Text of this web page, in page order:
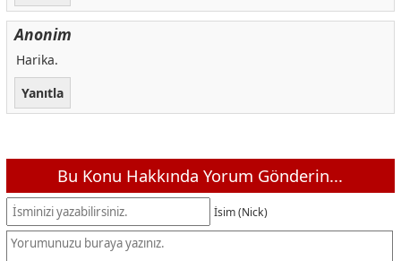
Anonim
Harika.
Yanıtla
Bu Konu Hakkında Yorum Gönderin...
İsim (Nick)